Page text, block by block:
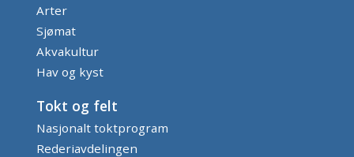
Arter
Sjømat
Akvakultur
Hav og kyst
Tokt og felt
Nasjonalt toktprogram
Rederiavdelingen